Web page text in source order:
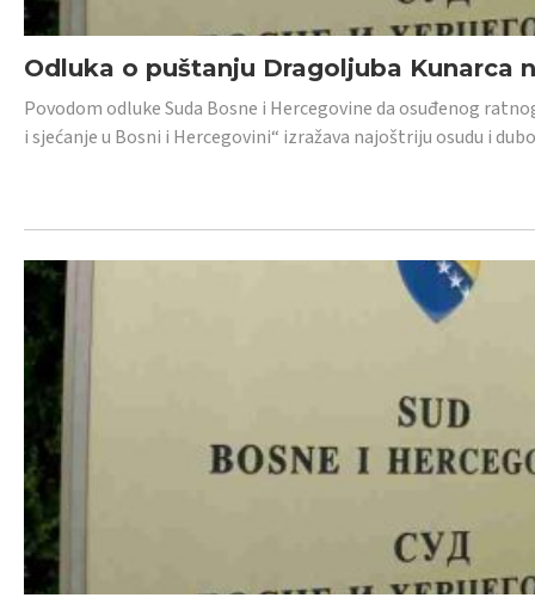
Odluka o puštanju Dragoljuba Kunarca
Povodom odluke Suda Bosne i Hercegovine da osuđenog
i sjećanje u Bosni i Hercegovini“ izražava najoštriju osudu i